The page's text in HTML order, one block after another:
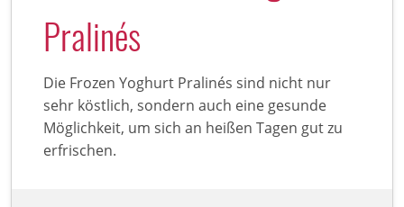
Pralinés
Die Frozen Yoghurt Pralinés sind nicht nur
sehr köstlich, sondern auch eine gesunde
Möglichkeit, um sich an heißen Tagen gut zu
erfrischen.